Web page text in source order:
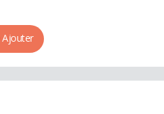
Ajouter